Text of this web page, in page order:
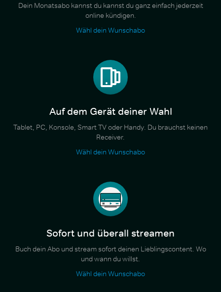
Dein Monatsabo kannst du kannst du ganz einfach jederzeit
online kündigen.
Wähl dein Wunschabo
Auf dem Gerät deiner Wahl
Tablet, PC, Konsole, Smart TV oder Handy. Du brauchst keinen
Receiver.
Wähl dein Wunschabo
Sofort und überall streamen
Buch dein Abo und stream sofort deinen Lieblingscontent. Wo
und wann du willst.
Wähl dein Wunschabo